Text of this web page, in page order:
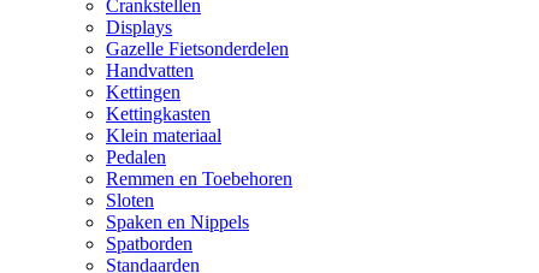
Crankstellen
Displays
Gazelle Fietsonderdelen
Handvatten
Kettingen
Kettingkasten
Klein materiaal
Pedalen
Remmen en Toebehoren
Sloten
Spaken en Nippels
Spatborden
Standaarden